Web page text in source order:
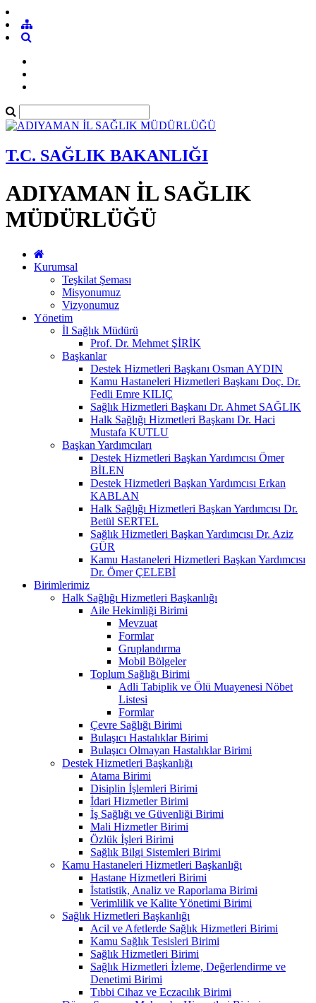
T.C. SAĞLIK BAKANLIĞI
ADIYAMAN İL SAĞLIK
MÜDÜRLÜĞÜ
Kurumsal
Teşkilat Şeması
Misyonumuz
Vizyonumuz
Yönetim
İl Sağlık Müdürü
Prof. Dr. Mehmet ŞİRİK
Başkanlar
Destek Hizmetleri Başkanı Osman AYDIN
Kamu Hastaneleri Hizmetleri Başkanı Doç. Dr.
Fedli Emre KILIÇ
Sağlık Hizmetleri Başkanı Dr. Ahmet SAĞLIK
Halk Sağlığı Hizmetleri Başkanı Dr. Haci
Mustafa KUTLU
Başkan Yardımcıları
Destek Hizmetleri Başkan Yardımcısı Ömer
BİLEN
Destek Hizmetleri Başkan Yardımcısı Erkan
KABLAN
Halk Sağlığı Hizmetleri Başkan Yardımcısı Dr.
Betül SERTEL
Sağlık Hizmetleri Başkan Yardımcısı Dr. Aziz
GÜR
Kamu Hastaneleri Hizmetleri Başkan Yardımcısı
Dr. Ömer ÇELEBİ
Birimlerimiz
Halk Sağlığı Hizmetleri Başkanlığı
Aile Hekimliği Birimi
Mevzuat
Formlar
Gruplandırma
Mobil Bölgeler
Toplum Sağlığı Birimi
Adli Tabiplik ve Ölü Muayenesi Nöbet
Listesi
Formlar
Çevre Sağlığı Birimi
Bulaşıcı Hastalıklar Birimi
Bulaşıcı Olmayan Hastalıklar Birimi
Destek Hizmetleri Başkanlığı
Atama Birimi
Disiplin İşlemleri Birimi
İdari Hizmetler Birimi
İş Sağlığı ve Güvenliği Birimi
Mali Hizmetler Birimi
Özlük İşleri Birimi
Sağlık Bilgi Sistemleri Birimi
Kamu Hastaneleri Hizmetleri Başkanlığı
Hastane Hizmetleri Birimi
İstatistik, Analiz ve Raporlama Birimi
Verimlilik ve Kalite Yönetimi Birimi
Sağlık Hizmetleri Başkanlığı
Acil ve Afetlerde Sağlık Hizmetleri Birimi
Kamu Sağlık Tesisleri Birimi
Sağlık Hizmetleri Birimi
Sağlık Hizmetleri İzleme, Değerlendirme ve
Denetimi Birimi
Tıbbi Cihaz ve Eczacılık Birimi